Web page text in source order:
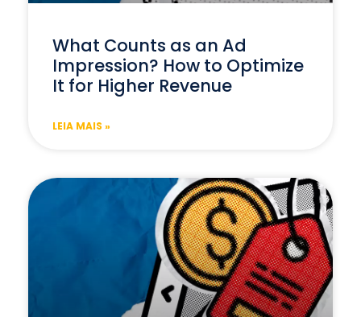
What Counts as an Ad
Impression? How to Optimize
It for Higher Revenue
LEIA MAIS »